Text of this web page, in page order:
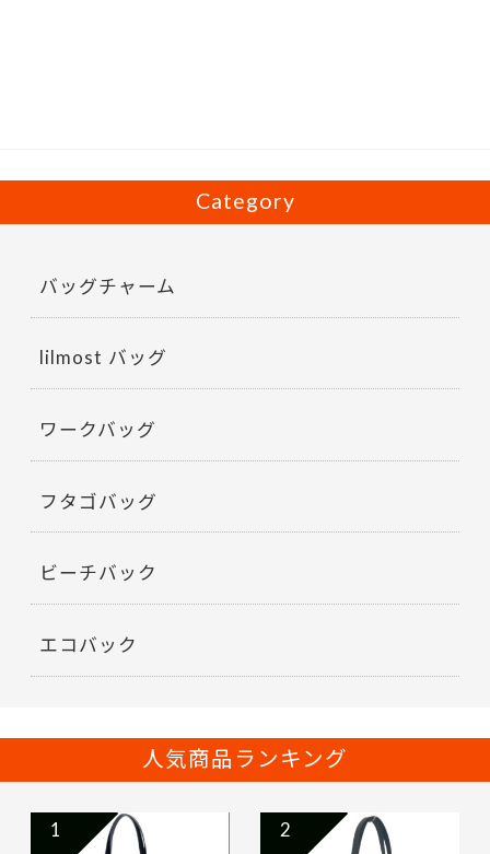
Category
バッグチャーム
lilmost バッグ
ワークバッグ
フタゴバッグ
ビーチバック
エコバック
人気商品ランキング
1 2